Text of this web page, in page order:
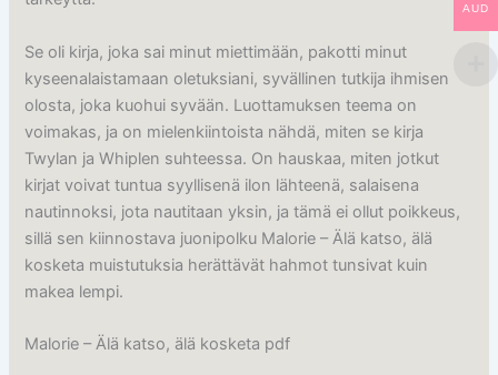
Se oli kirja, joka sai minut miettimään, pakotti minut
kyseenalaistamaan oletuksiani, syvällinen tutkija ihmisen
olosta, joka kuohui syvään. Luottamuksen teema on
voimakas, ja on mielenkiintoista nähdä, miten se kirja
Twylan ja Whiplen suhteessa. On hauskaa, miten jotkut
kirjat voivat tuntua syyllisenä ilon lähteenä, salaisena
nautinnoksi, jota nautitaan yksin, ja tämä ei ollut poikkeus,
sillä sen kiinnostava juonipolku Malorie – Älä katso, älä
kosketa muistutuksia herättävät hahmot tunsivat kuin
makea lempi.
Malorie – Älä katso, älä kosketa pdf
AUD